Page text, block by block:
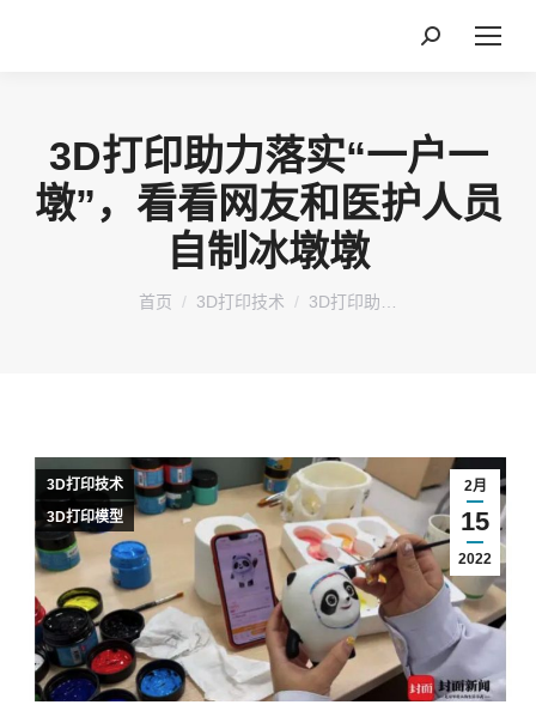
搜
3D打印助力落实“一户一
墩”，看看网友和医护人员
自制冰墩墩
您在这里：
首页 3D打印技术 3D打印助…
2月
15
2022
3D打印技术
3D打印模型